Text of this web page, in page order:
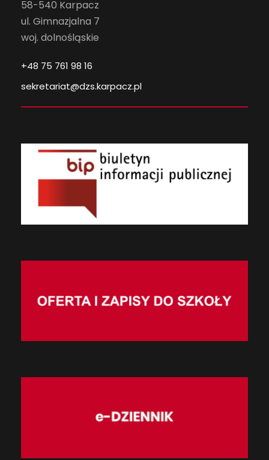
58-540 Karpacz
ul. Gimnazjalna 7
woj. dolnośląskie
+48 75 761 98 16
sekretariat@dzs.karpacz.pl